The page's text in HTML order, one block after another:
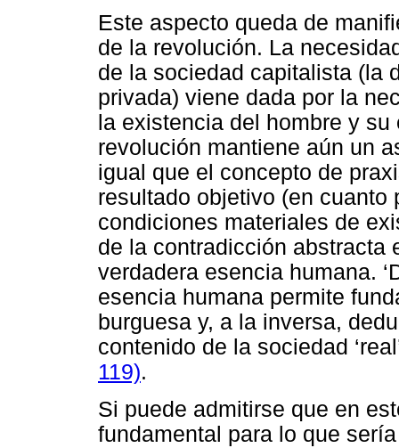
Este aspecto queda de
de la revolución. La
de la sociedad capitalista (la
privada) viene dada por la
la existencia del hombre y
revolución mantiene aún un
igual que el concepto de
resultado objetivo (en
condiciones materiales de
de la contradicción abstracta
verdadera esencia humana.
esencia humana permite
burguesa y, a la inversa,
contenido de la sociedad
119).
Si puede admitirse que en
fundamental para lo que